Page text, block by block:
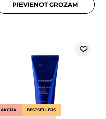
PIEVIENOT GROZAM
AKCIJA BESTSELLERS